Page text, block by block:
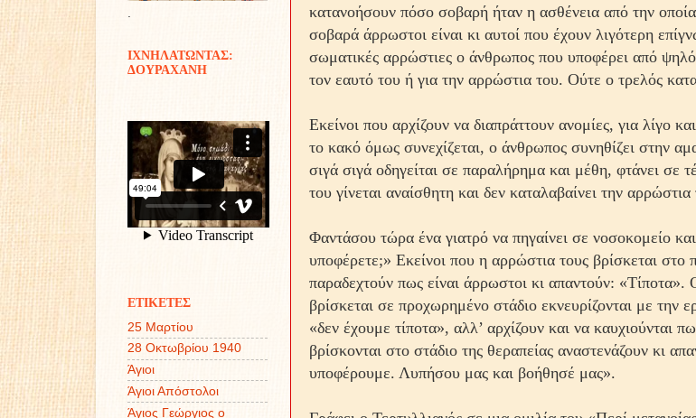
κατανοήσουν πόσο σοβαρή ήταν η ασθένεια από την
σοβαρά άρρωστοι είναι κι αυτοί που έχουν λιγότερη
σωματικές αρρώστιες ο άνθρωπος που υποφέρει από ψηλό
τον εαυτό του ή για την αρρώστια του. Ούτε ο τρελός
Εκείνοι που αρχίζουν να διαπράττουν ανομίες, για λίγο
το κακό όμως συνεχίζεται, ο άνθρωπος συνηθίζει στην
σιγά σιγά οδηγείται σε παραλήρημα και μέθη, φτάνει σε
του γίνεται αναίσθητη και δεν καταλαβαίνει την αρρώστια
Φαντάσου τώρα ένα γιατρό να πηγαίνει σε νοσοκομείο
υποφέρετε;» Εκείνοι που η αρρώστια τους βρίσκεται στο
παραδεχτούν πως είναι άρρωστοι κι απαντούν:
βρίσκεται σε προχωρημένο στάδιο εκνευρίζονται με την
«δεν έχουμε τίποτα», αλλ’ αρχίζουν και να καυχιούνται
βρίσκονται στο στάδιο της θεραπείας αναστενάζουν κι
υποφέρουμε. Λυπήσου μας και βοήθησέ μας».
.
ΙΧΝΗΛΑΤΩΝΤΑΣ:
ΔΟΥΡΑΧΑΝΗ
ΕΤΙΚΕΤΕΣ
25 Μαρτίου
28 Οκτωβρίου 1940
Άγιοι
Άγιοι Απόστολοι
Άγιος Γεώργιος ο